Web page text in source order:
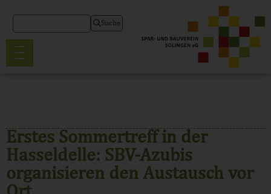
Suche
Erstes Sommertreff in der
Hasseldelle: SBV-Azubis
organisieren den Austausch vor